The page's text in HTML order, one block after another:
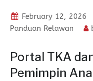
February 12, 2026
Panduan Relawan
Portal TKA
Pemimpin